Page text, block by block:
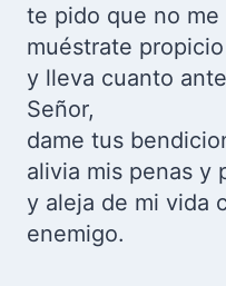
te pido que no me
muéstrate
y lleva cuanto
Señor,
dame tus
alivia mis penas y
y aleja de mi vida
enemigo.